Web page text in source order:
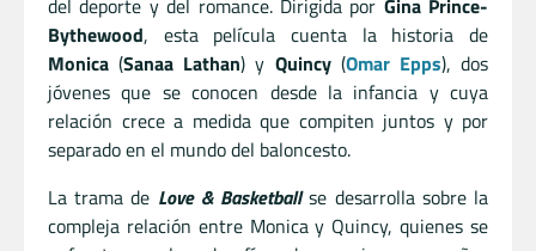
Bythewood, esta película cuenta la historia de
Monica (Sanaa Lathan) y Quincy(Omar Epps), dos
jóvenes que se conocen desde la infancia y cuya
relación crece a medida que compiten juntos y por
separado en el mundo del baloncesto.
La trama de Love & Basketballse desarrolla sobre la
compleja relación entre Monica y Quincy, quienes se